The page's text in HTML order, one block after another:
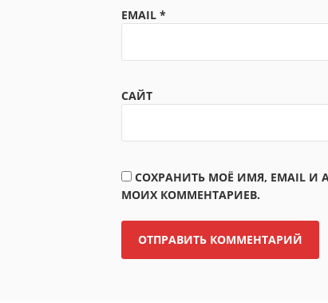
EMAIL *
САЙТ
СОХРАНИТЬ МОЁ ИМЯ, EMAIL И
МОИХ КОММЕНТАРИЕВ.